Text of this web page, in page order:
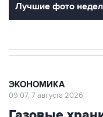
Лучшие фото
ЭКОНОМИКА
09:07, 7 августа 2026